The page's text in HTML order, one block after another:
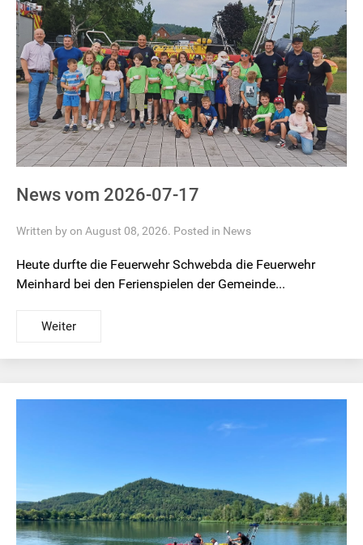
News vom 2026-07-17
Written by on August 08, 2026. Posted in News
Heute durfte die Feuerwehr Schwebda die Feuerwehr
Meinhard bei den Ferienspielen der Gemeinde...
Weiter